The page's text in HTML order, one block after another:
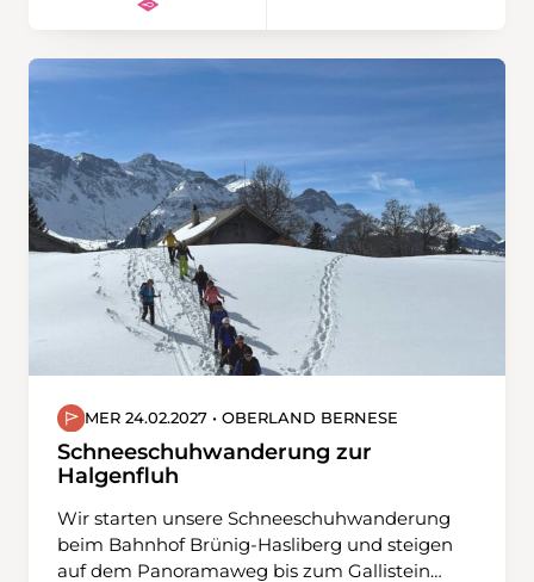
Thermosflasche mit warmem Tee wird
MER 24.02.2027 • OBERLAND BERNESE
Schneeschuhwanderung zur
Halgenfluh
Wir starten unsere Schneeschuhwanderung
beim Bahnhof Brünig-Hasliberg und steigen
auf dem Panoramaweg bis zum Gallistein